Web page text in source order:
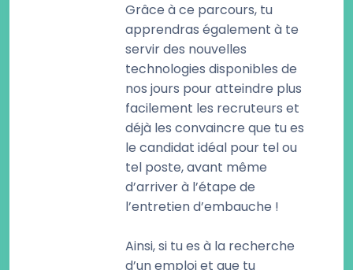
Grâce à ce parcours, tu
apprendras également à te
servir des nouvelles
technologies disponibles de
nos jours pour atteindre plus
facilement les recruteurs et
déjà les convaincre que tu es
le candidat idéal pour tel ou
tel poste, avant même
d’arriver à l’étape de
l’entretien d’embauche !
Ainsi, si tu es à la recherche
d’un emploi et que tu